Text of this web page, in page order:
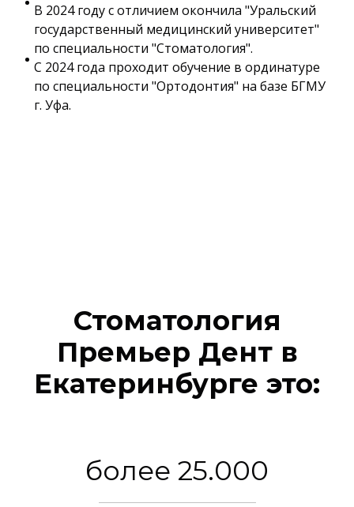
В 2024 году с отличием окончила "Уральский
государственный медицинский университет"
по специальности "Стоматология".
С 2024 года проходит обучение в ординатуре
по специальности "Ортодонтия" на базе БГМУ
г. Уфа.
Стоматология
Премьер Дент в
Екатеринбурге это:
более 25.000